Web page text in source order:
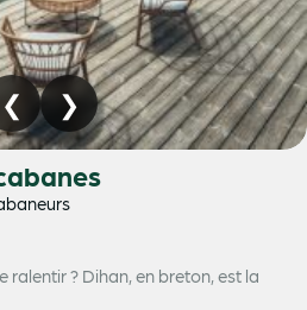
ralentir ? Dihan, en breton, est la